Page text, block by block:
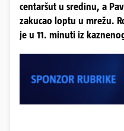
centaršut u sredinu, a
zakucao loptu u mrežu.
je u 11. minuti iz